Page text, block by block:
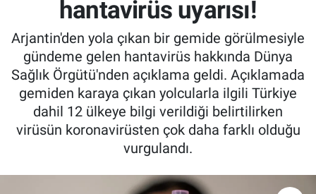
hantavirüs uyarısı!
Arjantin'den yola çıkan bir gemide görülmesiyle
gündeme gelen hantavirüs hakkında Dünya
Sağlık Örgütü'nden açıklama geldi. Açıklamada
gemiden karaya çıkan yolcularla ilgili Türkiye
dahil 12 ülkeye bilgi verildiği belirtilirken
virüsün koronavirüsten çok daha farklı olduğu
vurgulandı.
Güncel
İnanç
Kadın & Aile
Kültür & Sanat
Haber Arşivi